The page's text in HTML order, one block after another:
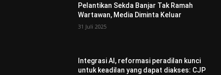
Pelantikan Sekda Banjar Tak Ramah
Wartawan, Media Diminta Keluar
31 Juli 2025
Integrasi AI, reformasi peradilan kunci
untuk keadilan yang dapat diakses: CJP